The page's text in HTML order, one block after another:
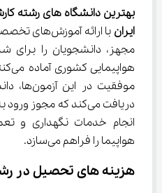
بهترین دانشگاه های رشته
ایران
هواپیما را فراهم می‌سازد.
هزینه های تحصیل در